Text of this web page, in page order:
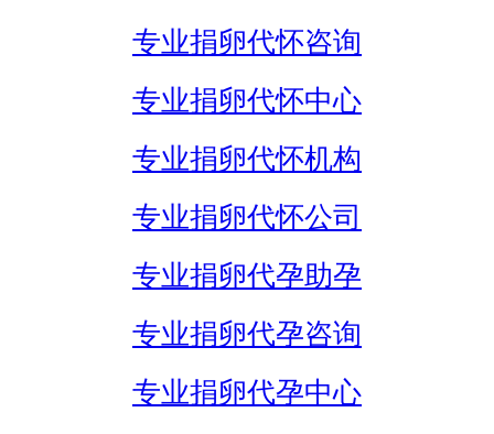
专业捐卵代怀咨询
专业捐卵代怀中心
专业捐卵代怀机构
专业捐卵代怀公司
专业捐卵代孕助孕
专业捐卵代孕咨询
专业捐卵代孕中心